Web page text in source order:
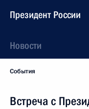
Президент России
Новости
События
Встреча с